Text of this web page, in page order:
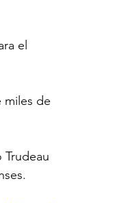
el
miles de